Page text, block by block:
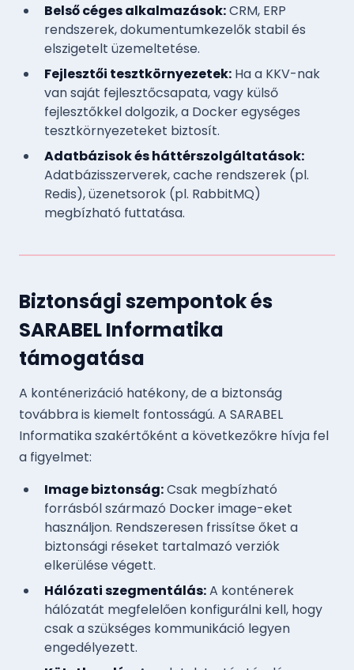
Belső céges alkalmazások:CRM, ERP
rendszerek, dokumentumkezelők stabil és
elszigetelt üzemeltetése.
Fejlesztői tesztkörnyezetek: Ha a KKV-nak
van saját fejlesztőcsapata, vagy külső
fejlesztőkkel dolgozik, a Docker egységes
tesztkörnyezeteket biztosít.
Adatbázisok és háttérszolgáltatások:
Adatbázisszerverek, cache rendszerek (pl.
Redis), üzenetsorok (pl. RabbitMQ)
megbízható futtatása.
Biztonsági szempontok és
SARABEL Informatika
támogatása
A konténerizáció hatékony, de a biztonság
továbbra is kiemelt fontosságú. A SARABEL
Informatika szakértőként a következőkre hívja fel
a figyelmet:
Image biztonság:Csak megbízható
forrásból származó Docker image-eket
használjon. Rendszeresen frissítse őket a
biztonsági réseket tartalmazó verziók
elkerülése végett.
Hálózati szegmentálás:A konténerek
hálózatát megfelelően konfigurálni kell, hogy
csak a szükséges kommunikáció legyen
engedélyezett.